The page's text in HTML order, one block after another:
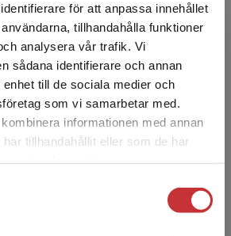
för att anpassa innehållet
tillhandahålla funktioner
analysera vår trafik. Vi
sådana identifierare och annan
till de sociala medier och
som vi samarbetar med.
informationen med annan
tillhandahållit eller som de har
fraktregion
du besöker
via en enhet utanför Sverige.
leveranser utanför Sverige. För
ett köp måste
Mats Eklund
undervisar inom